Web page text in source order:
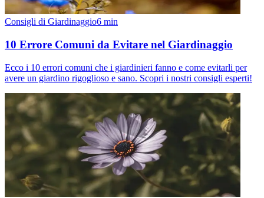
Consigli di Giardinaggio6 min
10 Errore Comuni da Evitare nel Giardinaggio
Ecco i 10 errori comuni che i giardinieri fanno e come evitarli per
avere un giardino rigoglioso e sano. Scopri i nostri consigli esperti!